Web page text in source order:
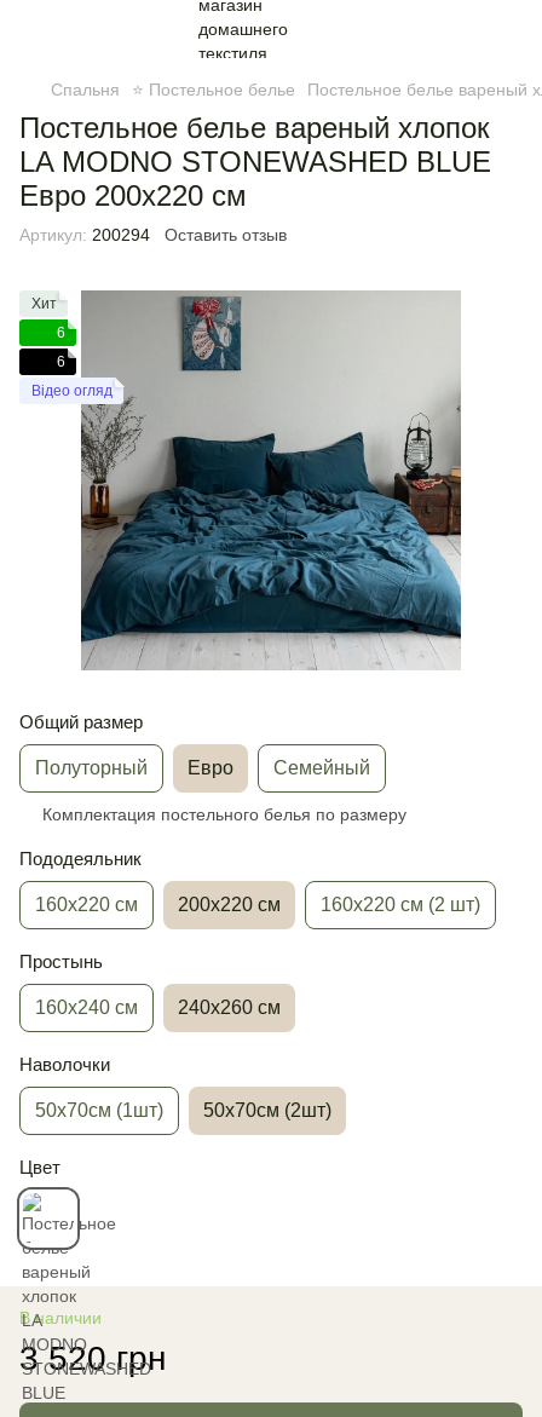
Спальня ⭐ Постельное белье Постельное белье вареный
Постельное белье вареный хлопок
LA MODNO STONEWASHED BLUE
Евро 200х220 см
Артикул: 200294 Оставить отзыв
Хит
6
6
Відео огляд
Общий размер
Полуторный Евро Семейный
Комплектация постельного белья по размеру
Пододеяльник
160х220 см 200х220 см 160х220 см (2 шт)
Простынь
160х240 см 240х260 см
Наволочки
50х70см (1шт) 50х70см (2шт)
Цвет
В наличии
3 520 грн